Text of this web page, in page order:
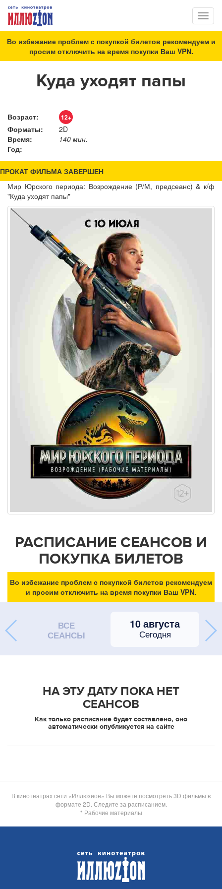
Во избежание проблем с покупкой билетов рекомендуем и
просим отключить на время покупки Ваш VPN.
Куда уходят папы
Возраст: 12+
Форматы:
2D
Время:
140 мин.
Год:
ПРОКАТ ФИЛЬМА ЗАВЕРШЕН
Мир Юрского периода: Возрождение (Р/М, предсеанс) & к/ф
"Куда уходят папы"
РАСПИСАНИЕ СЕАНСОВ И
ПОКУПКА БИЛЕТОВ
Во избежание проблем с покупкой билетов рекомендуем
и просим отключить на время покупки Ваш VPN.
ВСЕ
СЕАНСЫ
10 августа
Сегодня
НА ЭТУ ДАТУ ПОКА НЕТ
СЕАНСОВ
Как только расписание будет составлено, оно
автоматически опубликуется на сайте
В кинотеатрах сети «Иллюзион» Вы можете посмотреть 3D фильмы в
формате 2D. Следите за расписанием.
* Рабочие материалы